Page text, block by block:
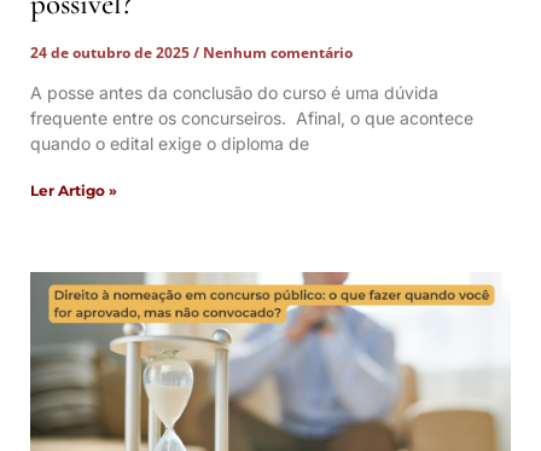
24 de outubro de 2025
Nenhum comentário
A posse antes da conclusão do curso é uma dúvida
frequente entre os concurseiros. Afinal, o que acontece
quando o edital exige o diploma de
Ler Artigo »